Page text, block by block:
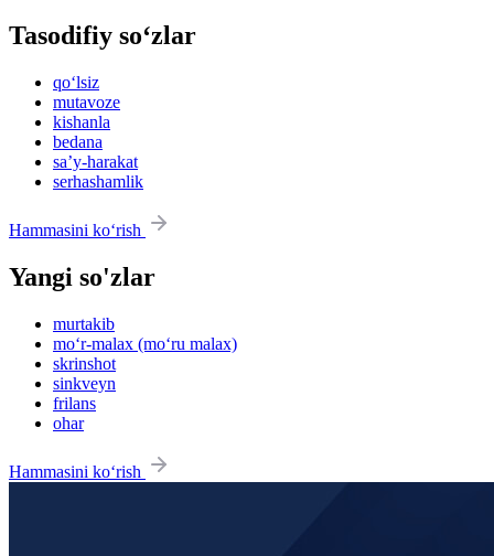
Tasodifiy so‘zlar
qo‘lsiz
mutavoze
kishanla
bedana
saʼy-harakat
serhashamlik
Hammasini ko‘rish
Yangi so'zlar
murtakib
mo‘r-malax (mo‘ru malax)
skrinshot
sinkveyn
frilans
ohar
Hammasini ko‘rish